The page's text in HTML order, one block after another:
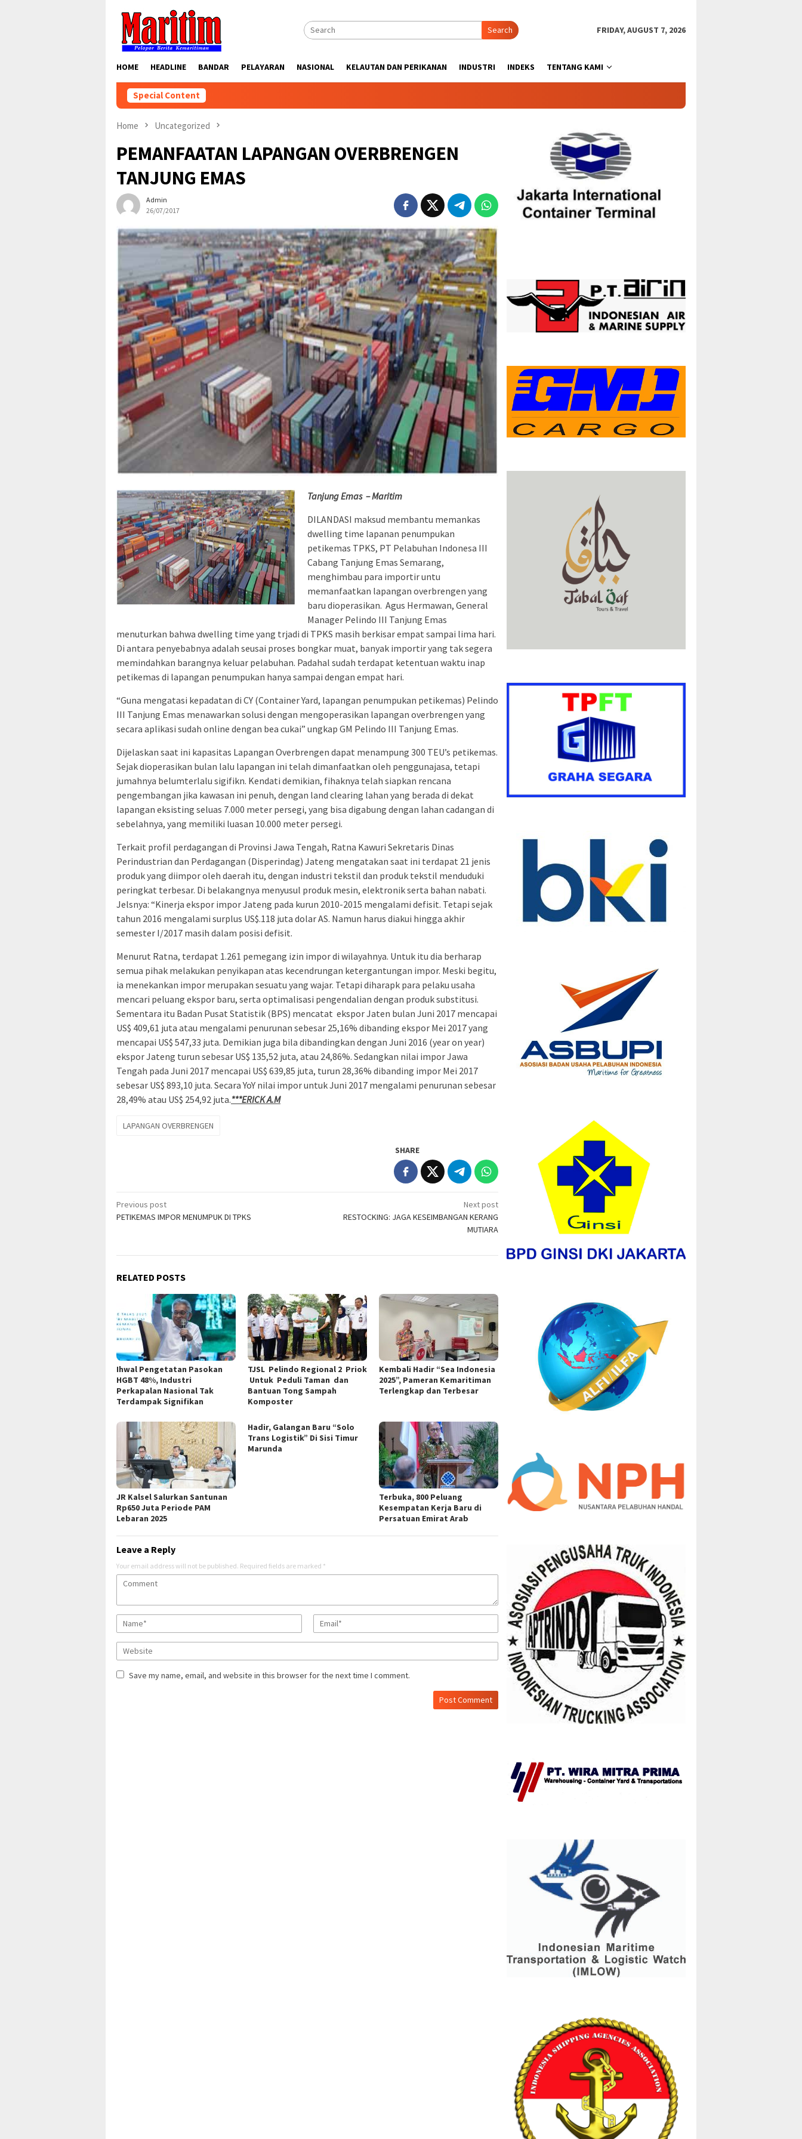
content
Search FRIDAY, AUGUST 7, 2026
HOME HEADLINE BANDAR PELAYARAN NASIONAL KELAUTAN DAN PERIKANAN INDUSTRI INDEKS TENTANG KAMI
Special Content
Home Uncategorized
PEMANFAATAN LAPANGAN OVERBRENGEN
TANJUNG EMAS
Admin
26/07/2017
Tanjung Emas – Maritim
DILANDASI maksud membantu memankas
dwelling time lapanan penumpukan
petikemas TPKS, PT Pelabuhan Indonesa III
Cabang Tanjung Emas Semarang,
menghimbau para importir untu
memanfaatkan lapangan overbrengen yang
baru dioperasikan. Agus Hermawan, General
Manager Pelindo III Tanjung Emas
menuturkan bahwa dwelling time yang trjadi di TPKS masih berkisar empat sampai lima hari.
Di antara penyebabnya adalah seusai proses bongkar muat, banyak importir yang tak segera
memindahkan barangnya keluar pelabuhan. Padahal sudah terdapat ketentuan waktu inap
petikemas di lapangan penumpukan hanya sampai dengan empat hari.
“Guna mengatasi kepadatan di CY (Container Yard, lapangan penumpukan petikemas) Pelindo
III Tanjung Emas menawarkan solusi dengan mengoperasikan lapangan overbrengen yang
secara aplikasi sudah online dengan bea cukai” ungkap GM Pelindo III Tanjung Emas.
Dijelaskan saat ini kapasitas Lapangan Overbrengen dapat menampung 300 TEU’s petikemas.
Sejak dioperasikan bulan lalu lapangan ini telah dimanfaatkan oleh penggunajasa, tetapi
jumahnya belumterlalu sigifikn. Kendati demikian, fihaknya telah siapkan rencana
pengembangan jika kawasan ini penuh, dengan land clearing lahan yang berada di dekat
lapangan eksisting seluas 7.000 meter persegi, yang bisa digabung dengan lahan cadangan di
sebelahnya, yang memiliki luasan 10.000 meter persegi.
Terkait profil perdagangan di Provinsi Jawa Tengah, Ratna Kawuri Sekretaris Dinas
Perindustrian dan Perdagangan (Disperindag) Jateng mengatakan saat ini terdapat 21 jenis
produk yang diimpor oleh daerah itu, dengan industri tekstil dan produk tekstil menduduki
peringkat terbesar. Di belakangnya menyusul produk mesin, elektronik serta bahan nabati.
Jelsnya: “Kinerja ekspor impor Jateng pada kurun 2010-2015 mengalami defisit. Tetapi sejak
tahun 2016 mengalami surplus US$.118 juta dolar AS. Namun harus diakui hingga akhir
semester I/2017 masih dalam posisi defisit.
Menurut Ratna, terdapat 1.261 pemegang izin impor di wilayahnya. Untuk itu dia berharap
semua pihak melakukan penyikapan atas kecendrungan ketergantungan impor. Meski begitu,
ia menekankan impor merupakan sesuatu yang wajar. Tetapi diharapk para pelaku usaha
mencari peluang ekspor baru, serta optimalisasi pengendalian dengan produk substitusi.
Sementara itu Badan Pusat Statistik (BPS) mencatat ekspor Jaten bulan Juni 2017 mencapai
US$ 409,61 juta atau mengalami penurunan sebesar 25,16% dibanding ekspor Mei 2017 yang
mencapai US$ 547,33 juta. Demikian juga bila dibandingkan dengan Juni 2016 (year on year)
ekspor Jateng turun sebesar US$ 135,52 juta, atau 24,86%. Sedangkan nilai impor Jawa
Tengah pada Juni 2017 mencapai US$ 639,85 juta, turun 28,36% dibanding impor Mei 2017
sebesar US$ 893,10 juta. Secara YoY nilai impor untuk Juni 2017 mengalami penurunan sebesar
28,49% atau US$ 254,92 juta.***ERICK A.M
LAPANGAN OVERBRENGEN
SHARE
Post
navigation
Previous post
PETIKEMAS IMPOR MENUMPUK DI TPKS
Next post
RESTOCKING: JAGA KESEIMBANGAN KERANG
MUTIARA
RELATED POSTS
Ihwal Pengetatan Pasokan
HGBT 48%, Industri
Perkapalan Nasional Tak
Terdampak Signifikan
TJSL Pelindo Regional 2 Priok
Untuk Peduli Taman dan
Bantuan Tong Sampah
Komposter
Kembali Hadir “Sea Indonesia
2025”, Pameran Kemaritiman
Terlengkap dan Terbesar
JR Kalsel Salurkan Santunan
Rp650 Juta Periode PAM
Lebaran 2025
Hadir, Galangan Baru “Solo
Trans Logistik” Di Sisi Timur
Marunda
Terbuka, 800 Peluang
Kesempatan Kerja Baru di
Persatuan Emirat Arab
Leave a Reply
Your email address will not be published. Required fields are marked *
Save my name, email, and website in this browser for the next time I comment.